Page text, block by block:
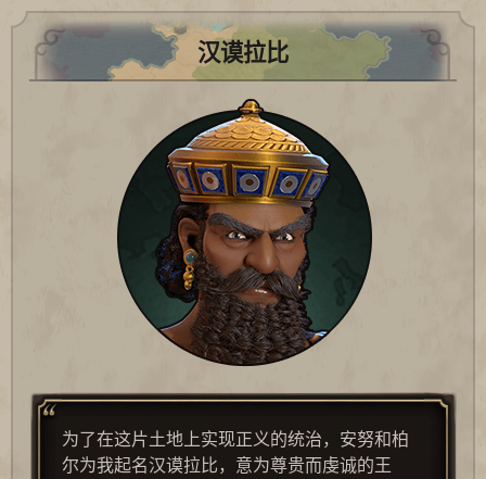
汉谟拉比
为了在这片土地上实现正义的统治，安努和柏
尔为我起名汉谟拉比，意为尊贵而虔诚的王